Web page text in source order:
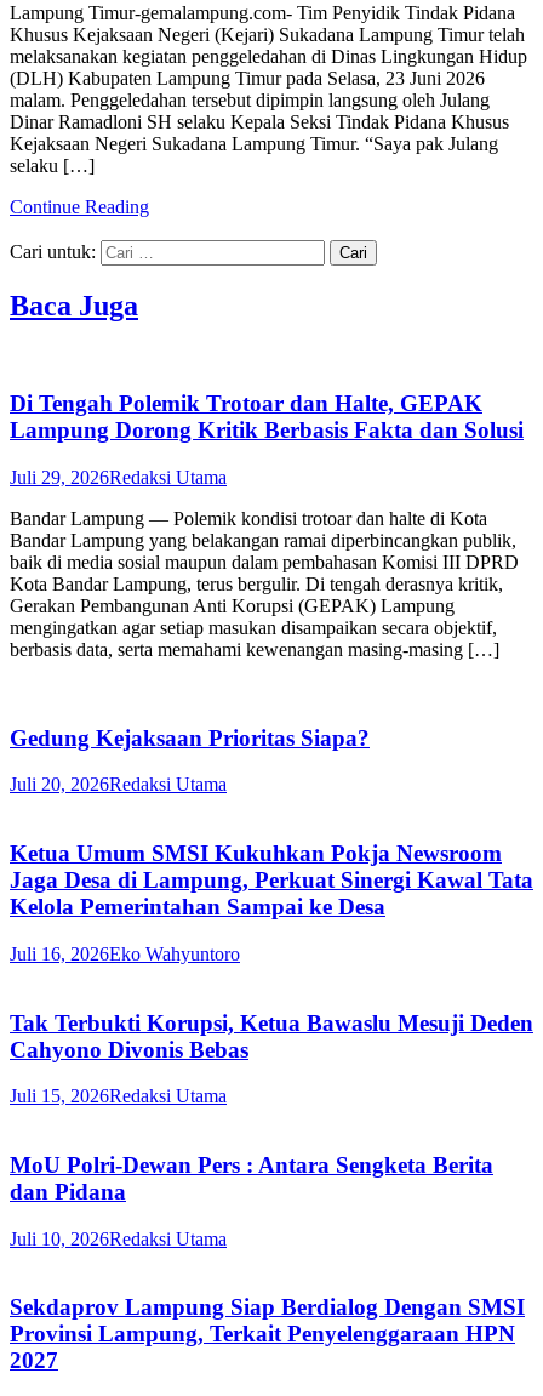
Lampung Timur-gemalampung.com- Tim Penyidik Tindak Pidana
Khusus Kejaksaan Negeri (Kejari) Sukadana Lampung Timur telah
melaksanakan kegiatan penggeledahan di Dinas Lingkungan Hidup
(DLH) Kabupaten Lampung Timur pada Selasa, 23 Juni 2026
malam. Penggeledahan tersebut dipimpin langsung oleh Julang
Dinar Ramadloni SH selaku Kepala Seksi Tindak Pidana Khusus
Kejaksaan Negeri Sukadana Lampung Timur. “Saya pak Julang
selaku […]
Continue Reading
Cari untuk:
Baca Juga
Di Tengah Polemik Trotoar dan Halte, GEPAK
Lampung Dorong Kritik Berbasis Fakta dan Solusi
Juli 29, 2026Redaksi Utama
Bandar Lampung — Polemik kondisi trotoar dan halte di Kota
Bandar Lampung yang belakangan ramai diperbincangkan publik,
baik di media sosial maupun dalam pembahasan Komisi III DPRD
Kota Bandar Lampung, terus bergulir. Di tengah derasnya kritik,
Gerakan Pembangunan Anti Korupsi (GEPAK) Lampung
mengingatkan agar setiap masukan disampaikan secara objektif,
berbasis data, serta memahami kewenangan masing-masing […]
Gedung Kejaksaan Prioritas Siapa?
Juli 20, 2026Redaksi Utama
Ketua Umum SMSI Kukuhkan Pokja Newsroom
Jaga Desa di Lampung, Perkuat Sinergi Kawal Tata
Kelola Pemerintahan Sampai ke Desa
Juli 16, 2026Eko Wahyuntoro
Tak Terbukti Korupsi, Ketua Bawaslu Mesuji Deden
Cahyono Divonis Bebas
Juli 15, 2026Redaksi Utama
MoU Polri-Dewan Pers : Antara Sengketa Berita
dan Pidana
Juli 10, 2026Redaksi Utama
Sekdaprov Lampung Siap Berdialog Dengan SMSI
Provinsi Lampung, Terkait Penyelenggaraan HPN
2027